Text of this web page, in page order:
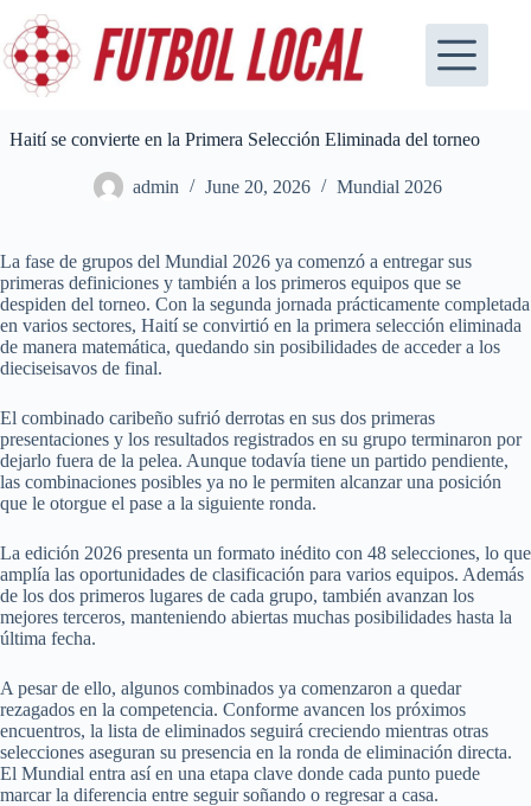
content
Haití se convierte en la Primera Selección Eliminada del torneo
admin June 20, 2026 Mundial 2026
La fase de grupos del Mundial 2026 ya comenzó a entregar sus
primeras definiciones y también a los primeros equipos que se
despiden del torneo. Con la segunda jornada prácticamente completada
en varios sectores, Haití se convirtió en la primera selección eliminada
de manera matemática, quedando sin posibilidades de acceder a los
dieciseisavos de final.
El combinado caribeño sufrió derrotas en sus dos primeras
presentaciones y los resultados registrados en su grupo terminaron por
dejarlo fuera de la pelea. Aunque todavía tiene un partido pendiente,
las combinaciones posibles ya no le permiten alcanzar una posición
que le otorgue el pase a la siguiente ronda.
La edición 2026 presenta un formato inédito con 48 selecciones, lo que
amplía las oportunidades de clasificación para varios equipos. Además
de los dos primeros lugares de cada grupo, también avanzan los
mejores terceros, manteniendo abiertas muchas posibilidades hasta la
última fecha.
A pesar de ello, algunos combinados ya comenzaron a quedar
rezagados en la competencia. Conforme avancen los próximos
encuentros, la lista de eliminados seguirá creciendo mientras otras
selecciones aseguran su presencia en la ronda de eliminación directa.
El Mundial entra así en una etapa clave donde cada punto puede
marcar la diferencia entre seguir soñando o regresar a casa.